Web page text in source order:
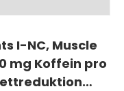
I-NC, Muscle
mg Koffein pro